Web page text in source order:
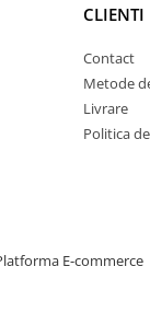
CLIENTI
Contact
Metode
Livrare
Politica
E-commerce